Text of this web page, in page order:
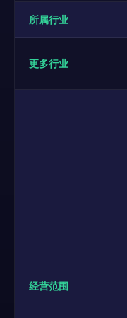
所属行业
更多行业
经营范围